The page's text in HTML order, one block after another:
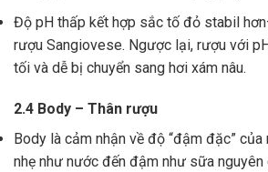
Độ pH thấp kết hợp sắc tố đỏ stabil
rượu Sangiovese. Ngược lại, rượu với
tối và dễ bị chuyển sang hơi xám nâu.
2.4 Body – Thân rượu
Body là cảm nhận về độ “đậm đặc”
nhẹ như nước đến đậm như sữa nguyên